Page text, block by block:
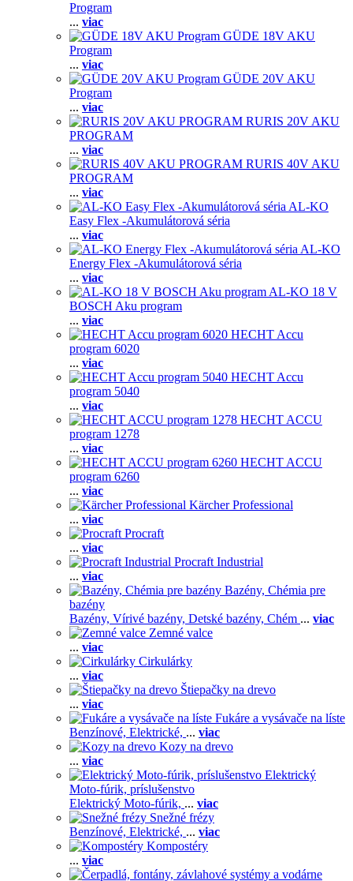
Program
... viac
GÜDE 18V AKU
Program
... viac
GÜDE 20V AKU
Program
... viac
RURIS 20V AKU
PROGRAM
... viac
RURIS 40V AKU
PROGRAM
... viac
AL-KO
Easy Flex -Akumulátorová séria
... viac
AL-KO
Energy Flex -Akumulátorová séria
... viac
AL-KO 18 V
BOSCH Aku program
... viac
HECHT Accu
program 6020
... viac
HECHT Accu
program 5040
... viac
HECHT ACCU
program 1278
... viac
HECHT ACCU
program 6260
... viac
Kärcher Professional
... viac
Procraft
... viac
Procraft Industrial
... viac
Bazény, Chémia pre
bazény
Bazény, Vírivé bazény, Detské bazény, Chém ... viac
Zemné valce
... viac
Cirkulárky
... viac
Štiepačky na drevo
... viac
Fukáre a vysávače na líste
Benzínové, Elektrické, ... viac
Kozy na drevo
... viac
Elektrický
Moto-fúrik, príslušenstvo
Elektrický Moto-fúrik, ... viac
Snežné frézy
Benzínové, Elektrické, ... viac
Kompostéry
... viac